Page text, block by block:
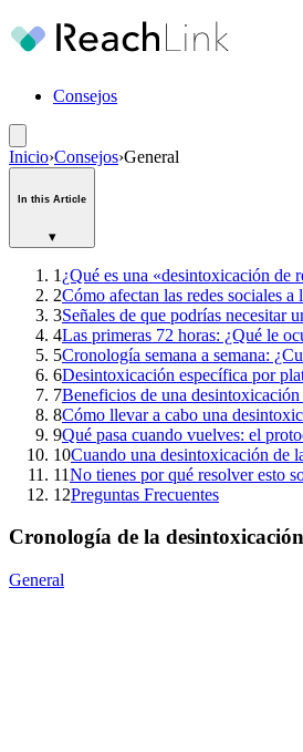
Consejos
Inicio›Consejos›General
In this Article
▾
1 ¿Qué es una «desintoxicación de
2Cómo afectan las redes sociales a
3Señales de que podrías necesitar
4Las primeras 72 horas: ¿Qué le
5Cronología semana a semana:
6Desintoxicación específica por
7Beneficios de una desintoxicación
8Cómo llevar a cabo una
9Qué pasa cuando vuelves: el
10Cuando una desintoxicación de
11No tienes por qué resolver esto
12Preguntas Frecuentes
Cronología de la
General